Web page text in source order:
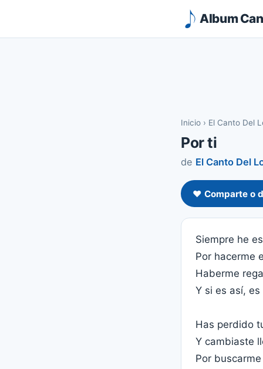
Album
Inicio › El Canto Del
Por ti
de El Canto Del
❤️ Comparte o
Siempre he
Por hacerme
Haberme
Y si es así, es
Has perdido
Y cambiaste
Por